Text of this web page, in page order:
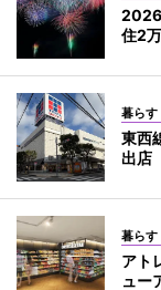
2026
住2
暮らす
東西
出店
暮らす
アト
ュー